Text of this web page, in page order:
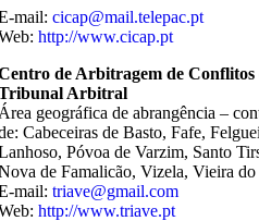
mail: cicap@mail.telepac.pt
http://www.cicap.pt
de Arbitragem de Conflitos
Arbitral
geográfica de abrangência –
Cabeceiras de Basto, Fafe,
Póvoa de Varzim, Santo
de Famalicão, Vizela, Vieira
mail: triave@gmail.com
http://www.triave.pt